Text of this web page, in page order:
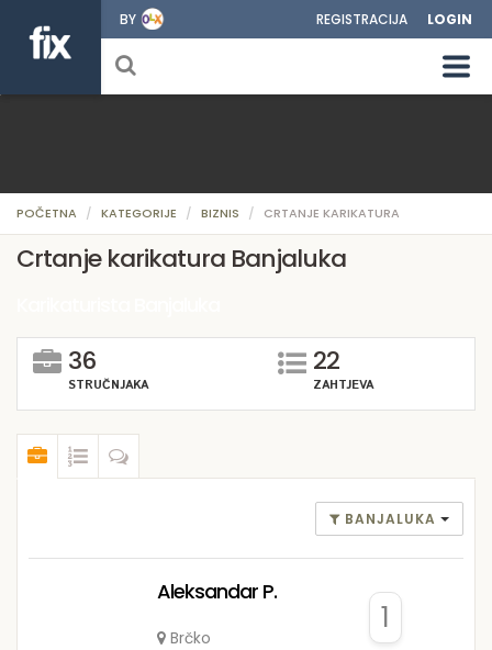
BY REGISTRACIJA LOGIN
POČETNA KATEGORIJE BIZNIS CRTANJE KARIKATURA
Crtanje karikatura Banjaluka
36
STRUČNJAKA
22
ZAHTJEVA
BANJALUKA
Aleksandar P.
Brčko
1